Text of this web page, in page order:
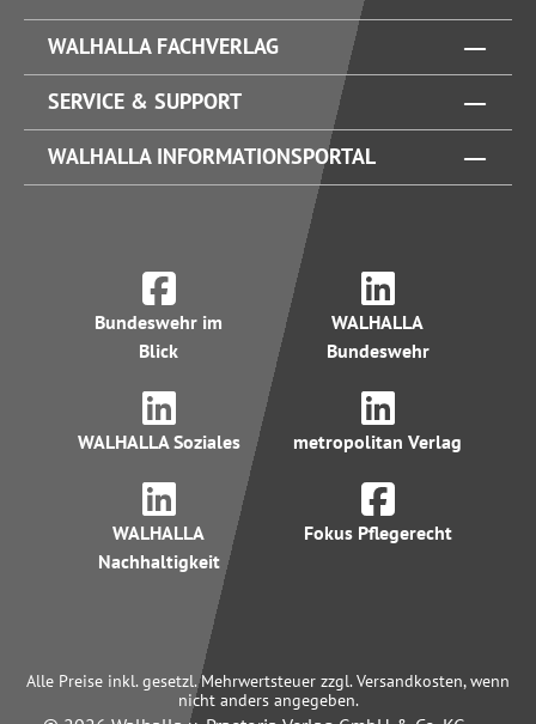
WALHALLA FACHVERLAG
SERVICE & SUPPORT
WALHALLA INFORMATIONSPORTAL
Bundeswehr im
Blick
WALHALLA
Bundeswehr
WALHALLA Soziales metropolitan Verlag
WALHALLA
Nachhaltigkeit
Fokus Pflegerecht
Alle Preise inkl. gesetzl. Mehrwertsteuer zzgl. Versandkosten, wenn
nicht anders angegeben.